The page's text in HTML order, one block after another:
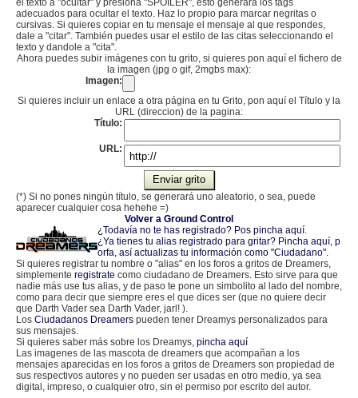
el texto a "ocultar" y presiona "SPOILER", esto generará los tags
adecuados para ocultar el texto. Haz lo propio para marcar negritas o
cursivas. Si quieres copiar en tu mensaje el mensaje al que respondes,
dale a "citar". También puedes usar el estilo de las citas seleccionando el
texto y dandole a "cita".
Ahora puedes subir imágenes con tu grito, si quieres pon aquí el fichero de
la imagen (jpg o gif, 2mgbs max):
Imagen:
Si quieres incluir un enlace a otra página en tu Grito, pon aquí el Título y la
URL (direccion) de la pagina:
Título:
URL:
(*) Si no pones ningún título, se generará uno aleatorio, o sea, puede
aparecer cualquier cosa hehehe =)
Volver a Ground Control
¿Todavía no te has registrado? Pos pincha aquí.
¿Ya tienes tu alias registrado para gritar? Pincha aquí, p
orfa, así actualizas tu información como "Ciudadano".
Si quieres registrar tu nombre o "alias" en los foros a gritos de Dreamers,
simplemente registrate como ciudadano de Dreamers. Esto sirve para que
nadie más use tus alias, y de paso te pone un simbolito al lado del nombre,
como para decir que siempre eres el que dices ser (que no quiere decir
que Darth Vader sea Darth Vader, jarl! ).
Los Ciudadanos Dreamers pueden tener Dreamys personalizados para
sus mensajes.
Si quieres saber más sobre los Dreamys, pincha aquí
Las imagenes de las mascota de dreamers que acompañan a los
mensajes aparecidas en los foros a gritos de Dreamers son propiedad de
sus respectivos autores y no pueden ser usadas en otro medio, ya sea
digital, impreso, o cualquier otro, sin el permiso por escrito del autor.